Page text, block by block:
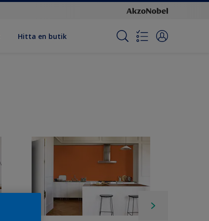
Hitta en butik